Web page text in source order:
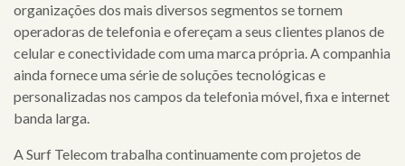
organizações dos mais diversos segmentos se tornem
operadoras de telefonia e ofereçam a seus clientes planos de
celular e conectividade com uma marca própria. A companhia
ainda fornece uma série de soluções tecnológicas e
personalizadas nos campos da telefonia móvel, fixa e internet
banda larga.
A Surf Telecom trabalha continuamente com projetos de